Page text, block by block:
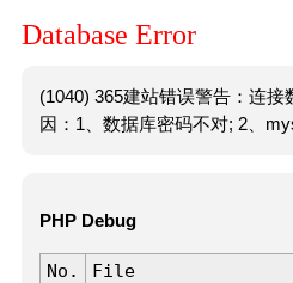
Database Error
(1040) 365建站错误警告：连接
因：1、数据库密码不对; 2、
PHP Debug
No. File